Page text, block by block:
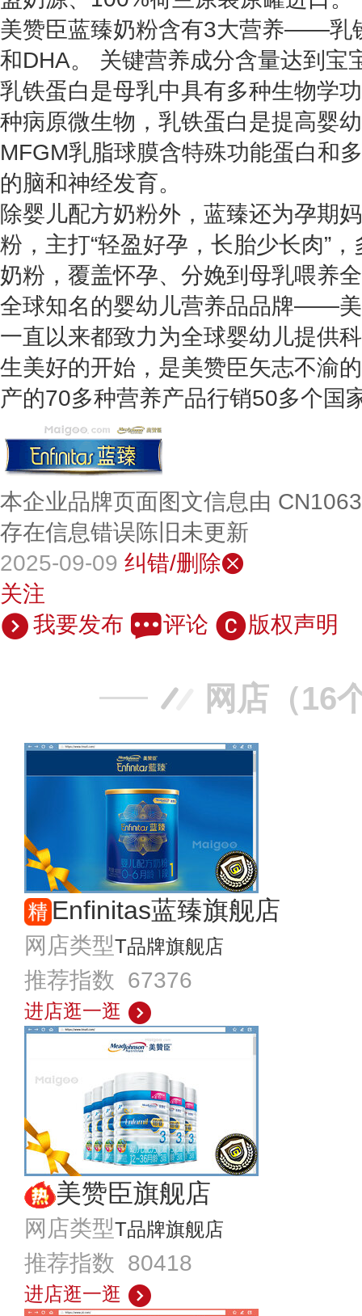
美赞臣蓝臻奶粉含有3大营养——乳
和DHA。 关键营养成分含量达到宝
乳铁蛋白是母乳中具有多种生物学
种病原微生物，乳铁蛋白是提高婴
MFGM乳脂球膜含特殊功能蛋白和
的脑和神经发育。
除婴儿配方奶粉外，蓝臻还为孕期
粉，主打“轻盈好孕，长胎少长肉”
奶粉，覆盖怀孕、分娩到母乳喂养
全球知名的婴幼儿营养品品牌——
一直以来都致力为全球婴幼儿提供
生美好的开始，是美赞臣矢志不渝
产的70多种营养产品行销50多个国
本企业品牌页面图文信息由
存在信息错误陈旧未更新
2025-09-09 纠错/删除
关注
我要发布
评论 版权声明
网店（16
Enfinitas蓝臻旗舰店
网店类型T品牌旗舰店
推荐指数 67376
进店逛一逛
美赞臣旗舰店
网店类型T品牌旗舰店
推荐指数 80418
进店逛一逛